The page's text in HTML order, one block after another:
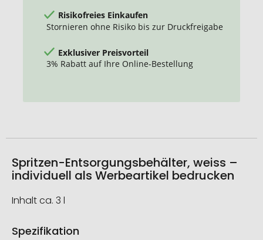
Risikofreies Einkaufen
Stornieren ohne Risiko bis zur Druckfreigabe
Exklusiver Preisvorteil
3% Rabatt auf Ihre Online-Bestellung
Spritzen-Entsorgungsbehälter, weiss –
individuell als Werbeartikel bedrucken
Inhalt ca. 3 l
Spezifikation